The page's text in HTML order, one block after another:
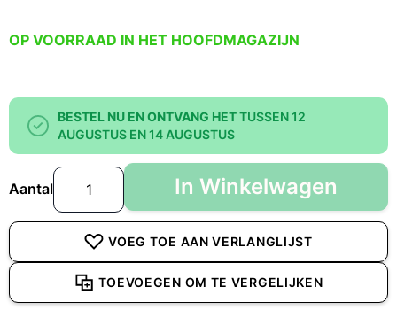
OP VOORRAAD IN HET HOOFDMAGAZIJN
BESTEL NU EN ONTVANG HETTUSSEN 12
AUGUSTUS EN 14 AUGUSTUS
Aantal In Winkelwagen
VOEG TOE AAN VERLANGLIJST
TOEVOEGEN OM TE VERGELIJKEN